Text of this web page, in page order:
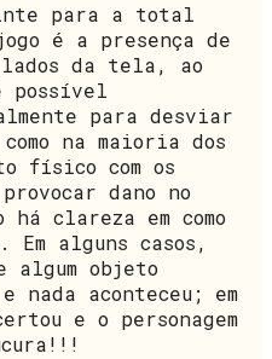
para a total
é a presença de
lados da tela, ao
possível
para desviar
na maioria dos
físico com os
dano no
há clareza em como
Em alguns casos,
algum objeto
nada aconteceu; em
e o personagem